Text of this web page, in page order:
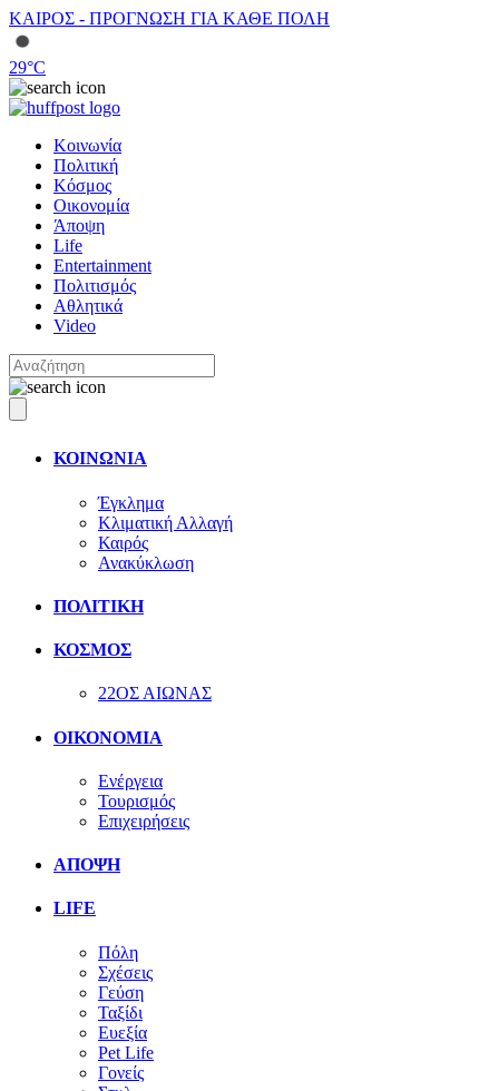
ΚΑΙΡΟΣ - ΠΡΟΓΝΩΣΗ ΓΙΑ ΚΑΘΕ ΠΟΛΗ
29°C
Κοινωνία
Πολιτική
Κόσμος
Οικονομία
Άποψη
Life
Entertainment
Πολιτισμός
Αθλητικά
Video
ΚΟΙΝΩΝΙΑ
Έγκλημα
Κλιματική Αλλαγή
Καιρός
Ανακύκλωση
ΠΟΛΙΤΙΚΗ
ΚΟΣΜΟΣ
22ΟΣ ΑΙΩΝΑΣ
ΟΙΚΟΝΟΜΙΑ
Ενέργεια
Τουρισμός
Επιχειρήσεις
ΑΠΟΨΗ
LIFE
Πόλη
Σχέσεις
Γεύση
Ταξίδι
Ευεξία
Pet Life
Γονείς